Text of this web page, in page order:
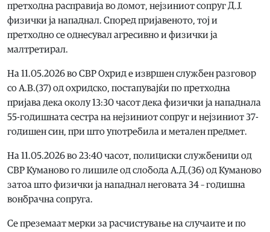
претходна расправија во домот, нејзиниот сопруг Д.Ј.
физички ја нападнал. Според пријавеното, тој и
претходно се однесувал агресивно и физички ја
малтретирал.
На 11.05.2026 во СВР Охрид е извршен службен разговор
со А.В.(37) од охридско, постапувајќи по претходна
пријава дека околу 13:30 часот дека физички ја нападнала
55-годишната сестра на нејзиниот сопруг и нејзиниот 37-
годишен син, при што употребила и метален предмет.
На 11.05.2026 во 23:40 часот, полициски службеници од
СВР Куманово го лишиле од слобода А.Д.(36) од Куманово
затоа што физички ја нападнал неговата 34 – годишна
вонбрачна сопруга.
Се преземаат мерки за расчистување на случаите и по